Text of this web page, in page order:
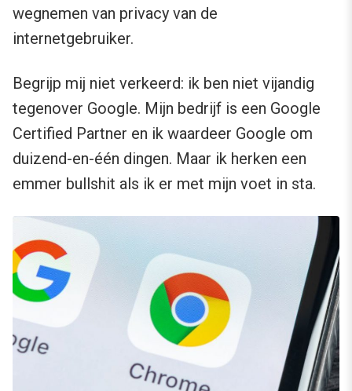
wegnemen van privacy van de
internetgebruiker.
Begrijp mij niet verkeerd: ik ben niet vijandig
tegenover Google. Mijn bedrijf is een Google
Certified Partner en ik waardeer Google om
duizend-en-één dingen. Maar ik herken een
emmer bullshit als ik er met mijn voet in sta.